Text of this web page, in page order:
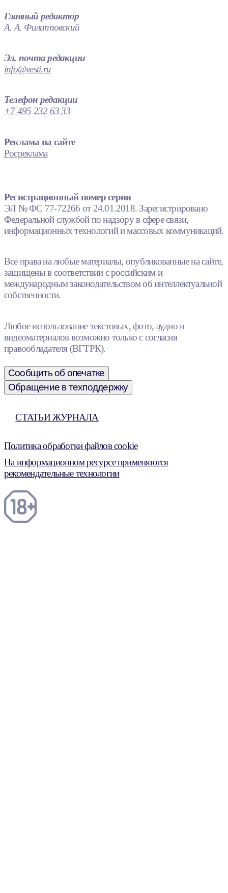
Главный редактор
А. А. Филипповский
Эл. почта редакции
info@vesti.ru
Телефон редакции
+7 495 232 63 33
Реклама на сайте
Росреклама
Регистрационный номер серии
ЭЛ № ФС 77-72266 от 24.01.2018. Зарегистрировано
Федеральной службой по надзору в сфере связи,
информационных технологий и массовых коммуникаций.
Все права на любые материалы, опубликованные на сайте,
защищены в соответствии с российским и
международным законодательством об интеллектуальной
собственности.
Любое использование текстовых, фото, аудио и
видеоматериалов возможно только с согласия
правообладателя (ВГТРК).
Сообщить об опечатке
Обращение в техподдержку
СТАТЬИ ЖУРНАЛА
Политика обработки файлов cookie
На информационном ресурсе применяются
рекомендательные технологии